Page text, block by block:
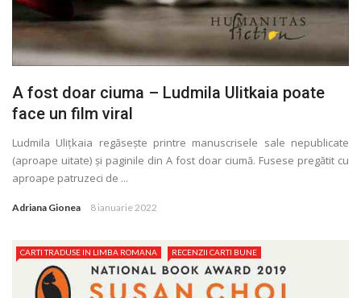
A fost doar ciuma – Ludmila Ulitkaia poate
face un film viral
Ludmila Uliţkaia regăsește printre manuscrisele sale nepublicate
(aproape uitate) și paginile din A fost doar ciumă. Fusese pregătit cu
aproape patruzeci de ...
Adriana Gionea 8 ianuarie 2022
CARTI TRADUSE IN LIMBA ROMANA RECENZII CARTI BUNE